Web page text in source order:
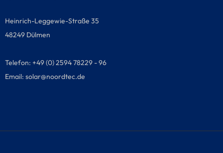
Heinrich-Leggewie-Straße 35
48249 Dülmen
Telefon: +49 (0) 2594 78229 - 96
Email: solar@noordtec.de